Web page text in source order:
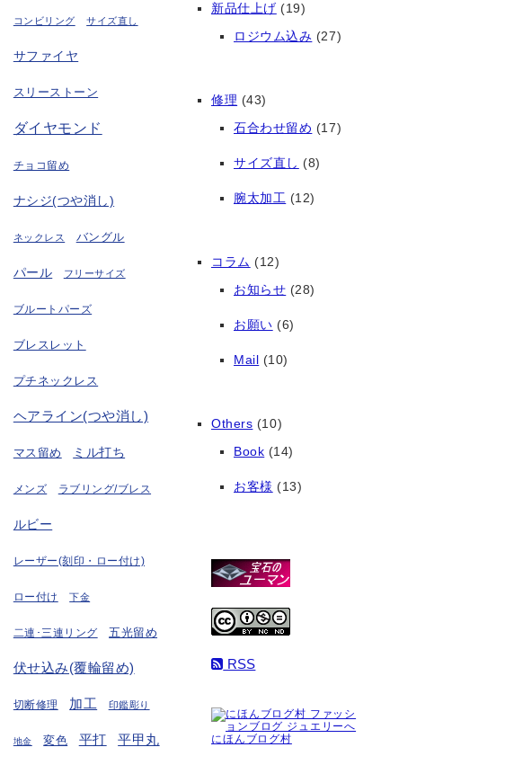
コンビリング サイズ直し
サファイヤ
スリーストーン
ダイヤモンド
チョコ留め
ナシジ(つや消し)
ネックレス バングル
パール フリーサイズ
ブルートパーズ
ブレスレット
プチネックレス
ヘアライン(つや消し)
マス留め ミル打ち
メンズ ラブリング/ブレス
ルビー
レーザー(刻印・ロー付け)
ロー付け 下金
二連･三連リング 五光留め
伏せ込み(覆輪留め)
切断修理 加工 印鑑彫り
地金 変色 平打 平甲丸
新品仕上げ (19)
ロジウム込み (27)
修理 (43)
石合わせ留め (17)
サイズ直し (8)
腕太加工 (12)
コラム (12)
お知らせ (28)
お願い (6)
Mail (10)
Others (10)
Book (14)
お客様 (13)
RSS
にほんブログ村